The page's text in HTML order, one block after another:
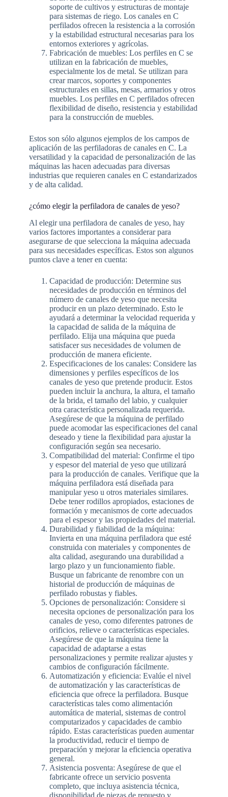
soporte de cultivos y estructuras de montaje
para sistemas de riego. Los canales en C
perfilados ofrecen la resistencia a la corrosión
y la estabilidad estructural necesarias para los
entornos exteriores y agrícolas.
Fabricación de muebles: Los perfiles en C se
utilizan en la fabricación de muebles,
especialmente los de metal. Se utilizan para
crear marcos, soportes y componentes
estructurales en sillas, mesas, armarios y otros
muebles. Los perfiles en C perfilados ofrecen
flexibilidad de diseño, resistencia y estabilidad
para la construcción de muebles.
Estos son sólo algunos ejemplos de los campos de
aplicación de las perfiladoras de canales en C. La
versatilidad y la capacidad de personalización de las
máquinas las hacen adecuadas para diversas
industrias que requieren canales en C estandarizados
y de alta calidad.
¿cómo elegir la perfiladora de canales de yeso?
Al elegir una perfiladora de canales de yeso, hay
varios factores importantes a considerar para
asegurarse de que selecciona la máquina adecuada
para sus necesidades específicas. Estos son algunos
puntos clave a tener en cuenta:
Capacidad de producción: Determine sus
necesidades de producción en términos del
número de canales de yeso que necesita
producir en un plazo determinado. Esto le
ayudará a determinar la velocidad requerida y
la capacidad de salida de la máquina de
perfilado. Elija una máquina que pueda
satisfacer sus necesidades de volumen de
producción de manera eficiente.
Especificaciones de los canales: Considere las
dimensiones y perfiles específicos de los
canales de yeso que pretende producir. Estos
pueden incluir la anchura, la altura, el tamaño
de la brida, el tamaño del labio, y cualquier
otra característica personalizada requerida.
Asegúrese de que la máquina de perfilado
puede acomodar las especificaciones del canal
deseado y tiene la flexibilidad para ajustar la
configuración según sea necesario.
Compatibilidad del material: Confirme el tipo
y espesor del material de yeso que utilizará
para la producción de canales. Verifique que la
máquina perfiladora está diseñada para
manipular yeso u otros materiales similares.
Debe tener rodillos apropiados, estaciones de
formación y mecanismos de corte adecuados
para el espesor y las propiedades del material.
Durabilidad y fiabilidad de la máquina:
Invierta en una máquina perfiladora que esté
construida con materiales y componentes de
alta calidad, asegurando una durabilidad a
largo plazo y un funcionamiento fiable.
Busque un fabricante de renombre con un
historial de producción de máquinas de
perfilado robustas y fiables.
Opciones de personalización: Considere si
necesita opciones de personalización para los
canales de yeso, como diferentes patrones de
orificios, relieve o características especiales.
Asegúrese de que la máquina tiene la
capacidad de adaptarse a estas
personalizaciones y permite realizar ajustes y
cambios de configuración fácilmente.
Automatización y eficiencia: Evalúe el nivel
de automatización y las características de
eficiencia que ofrece la perfiladora. Busque
características tales como alimentación
automática de material, sistemas de control
computarizados y capacidades de cambio
rápido. Estas características pueden aumentar
la productividad, reducir el tiempo de
preparación y mejorar la eficiencia operativa
general.
Asistencia posventa: Asegúrese de que el
fabricante ofrece un servicio posventa
completo, que incluya asistencia técnica,
disponibilidad de piezas de repuesto y